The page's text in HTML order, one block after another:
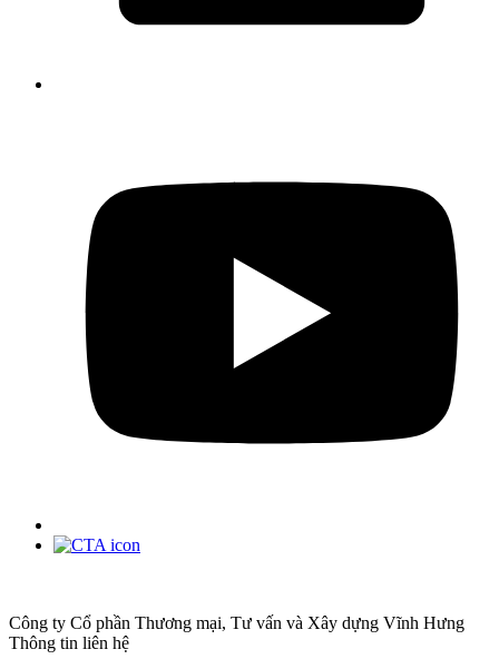
Công ty Cổ phần Thương mại, Tư vấn và Xây dựng Vĩnh Hưng
Thông tin liên hệ